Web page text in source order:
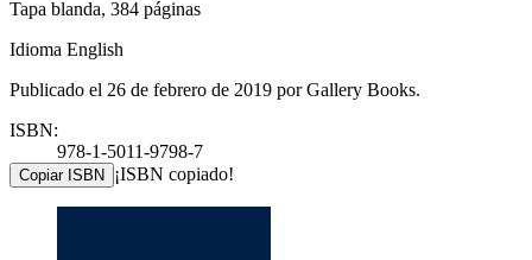
Tapa blanda, 384 páginas
Idioma English
Publicado el 26 de febrero de 2019 por Gallery Books.
ISBN:
978-1-5011-9798-7
Copiar ISBN ¡ISBN copiado!